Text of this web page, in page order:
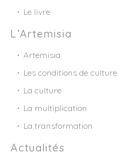
Le livre
L’Artemisia
Artemisia
Les conditions de culture
La culture
La multiplication
La transformation
Actualités